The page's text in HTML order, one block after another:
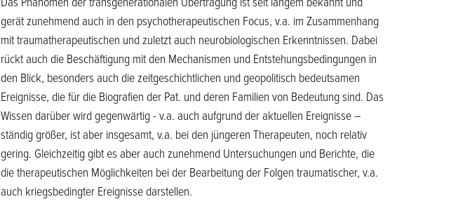
gerät zunehmend auch in den psychotherapeutischen Focus, v.a. im Zusammenhang
mit traumatherapeutischen und zuletzt auch neurobiologischen Erkenntnissen. Dabei
rückt auch die Beschäftigung mit den Mechanismen und Entstehungsbedingungen in
den Blick, besonders auch die zeitgeschichtlichen und geopolitisch bedeutsamen
Ereignisse, die für die Biografien der Pat. und deren Familien von Bedeutung sind. Das
Wissen darüber wird gegenwärtig - v.a. auch aufgrund der aktuellen Ereignisse –
ständig größer, ist aber insgesamt, v.a. bei den jüngeren Therapeuten, noch relativ
gering. Gleichzeitig gibt es aber auch zunehmend Untersuchungen und Berichte, die
die therapeutischen Möglichkeiten bei der Bearbeitung der Folgen traumatischer, v.a.
auch kriegsbedingter Ereignisse darstellen.